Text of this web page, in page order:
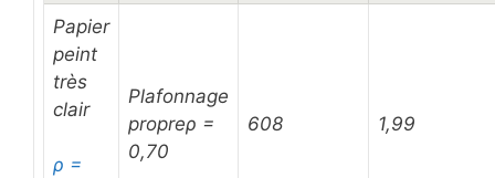
Papier
peint
très
clair
ρ =
Plafonnage
propreρ =
0,70
608 1,99